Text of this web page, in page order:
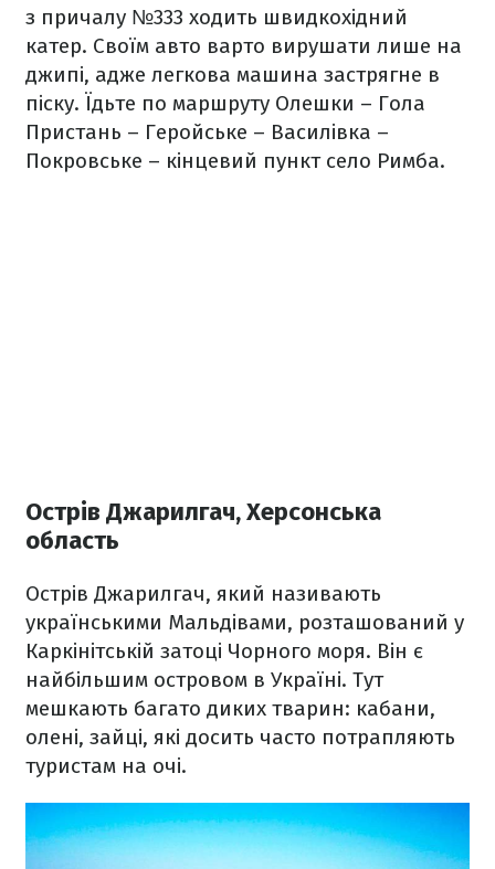
з причалу №333 ходить швидкохідний
катер. Своїм авто варто вирушати лише на
джипі, адже легкова машина застрягне в
піску. Їдьте по маршруту Олешки – Гола
Пристань – Геройське – Василівка –
Покровське – кінцевий пункт село Римба.
Острів Джарилгач, Херсонська
область
Острів Джарилгач, який називають
українськими Мальдівами, розташований у
Каркінітській затоці Чорного моря. Він є
найбільшим островом в Україні. Тут
мешкають багато диких тварин: кабани,
олені, зайці, які досить часто потрапляють
туристам на очі.